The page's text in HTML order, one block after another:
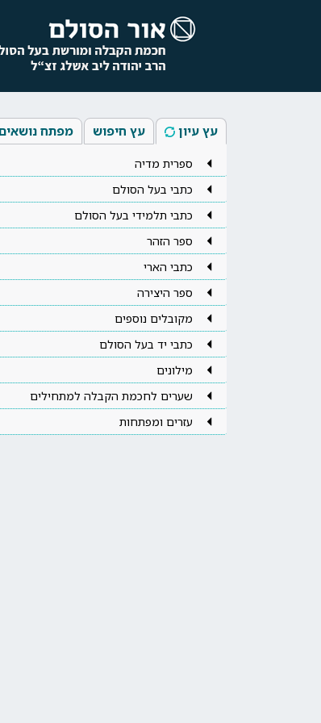
עץ עיון עץ חיפוש מפתח
ספרית מדיה
כתבי בעל הסולם
כתבי תלמידי בעל הסולם
ספר הזהר
כתבי הארי
ספר היצירה
מקובלים נוספים
כתבי יד בעל הסולם
מילונים
שערים לחכמת הקבלה למתחילים
עזרים ומפתחות